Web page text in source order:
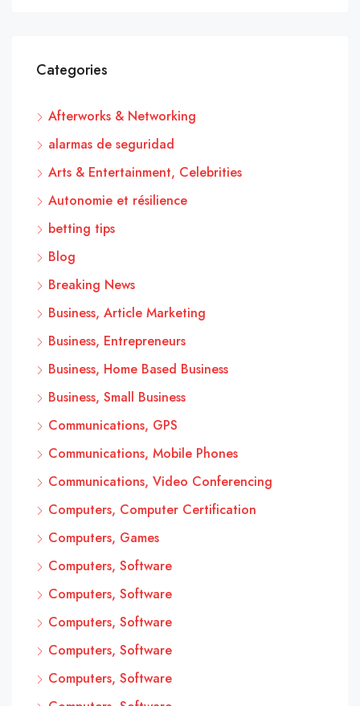
Categories
Afterworks & Networking
alarmas de seguridad
Arts & Entertainment, Celebrities
Autonomie et résilience
betting tips
Blog
Breaking News
Business, Article Marketing
Business, Entrepreneurs
Business, Home Based Business
Business, Small Business
Communications, GPS
Communications, Mobile Phones
Communications, Video Conferencing
Computers, Computer Certification
Computers, Games
Computers, Software
Computers, Software
Computers, Software
Computers, Software
Computers, Software